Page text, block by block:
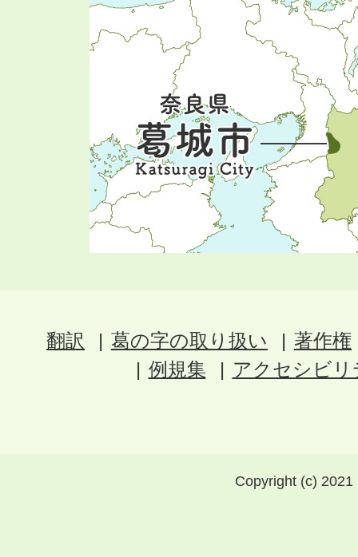
翻訳 葛の字の取り扱い
著作権
例規集
アクセシビ
Copyright (c)